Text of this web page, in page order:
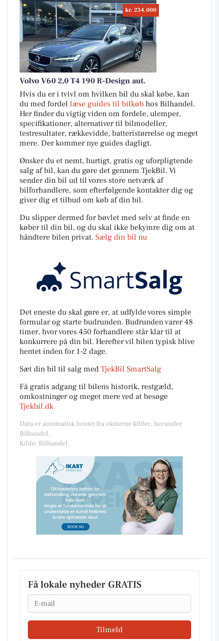
kr. 234.000
Volvo V60 2,0 T4 190 R-Design aut.
Hvis du er i tvivl om hvilken bil du skal købe, kan
du med fordel læse guides til bilkøb hos Bilhandel.
Her finder du vigtig viden om fordele, ulemper,
specifikationer, alternativer til bilmodeller,
testresultater, rækkevidde, batteristørrelse og meget
mere. Der kommer nye guides dagligt.
Ønsker du et nemt, hurtigt, gratis og uforpligtende
salg af bil, kan du gøre det gennem TjekBil. Vi
sender din bil ud til vores store netværk af
bilforhandlere, som efterfølgende kontakter dig og
giver dig et tilbud om køb af din bil.
Du slipper dermed for bøvlet med selv at finde en
køber til din bil, og du skal ikke bekymre dig om at
håndtere bilen privat. Sælg din bil nu
Det eneste du skal gøre er, at udfylde vores simple
formular og starte budrunden. Budrunden varer 48
timer, hvor vores 450 forhandlere står klar til at
konkurrere på din bil. Herefter vil bilen typisk blive
hentet inden for 1-2 dage.
Sæt din bil til salg med TjekBil SmartSalg
Få gratis adgang til bilens historik, restgæld,
omkostninger og meget mere ved at besøge
Tjekbil.dk
Data er automatisk hentet fra eksterne kilder, herunder
Bilhandel.
Kilde: Bilhandel
Få lokale nyheder GRATIS
Email
Tilmeld